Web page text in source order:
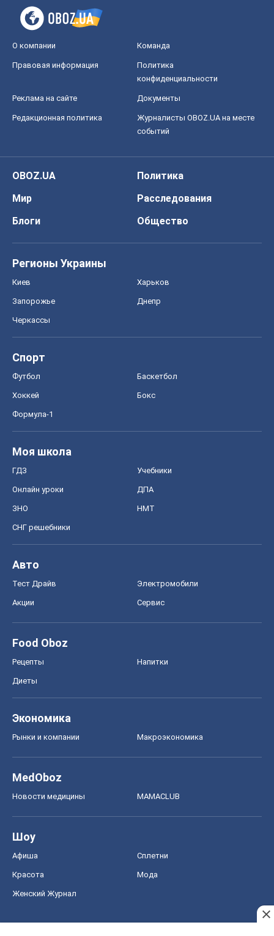
О компании Команда
Правовая информация
Политика
конфиденциальности
Реклама на сайте Документы
Редакционная политика
Журналисты OBOZ.UA на месте
событий
OBOZ.UA
Политика
Мир
Расследования
Блоги
Общество
Регионы Украины
Киев Харьков
Запорожье Днепр
Черкассы
Спорт
Футбол Баскетбол
Хоккей Бокс
Формула-1
Моя школа
ГДЗ Учебники
Онлайн уроки ДПА
ЗНО НМТ
СНГ решебники
Авто
Тест Драйв Электромобили
Акции Сервис
Food Oboz
Рецепты Напитки
Диеты
Экономика
Рынки и компании Mакроэкономика
MedOboz
Новости медицины MAMACLUB
Шоу
Афиша Сплетни
Красота Мода
Женский Журнал